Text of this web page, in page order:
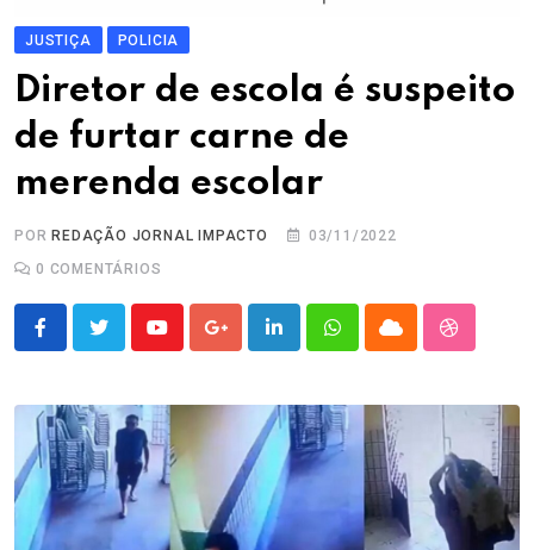
JUSTIÇA POLICIA
Diretor de escola é suspeito
de furtar carne de
merenda escolar
POR REDAÇÃO JORNAL IMPACTO
03/11/2022
0 COMENTÁRIOS
YoutubeGoogle+LinkedInWhatsappCloud